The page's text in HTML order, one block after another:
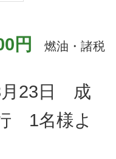
円
燃油・諸税
月23日 成
1名様よ